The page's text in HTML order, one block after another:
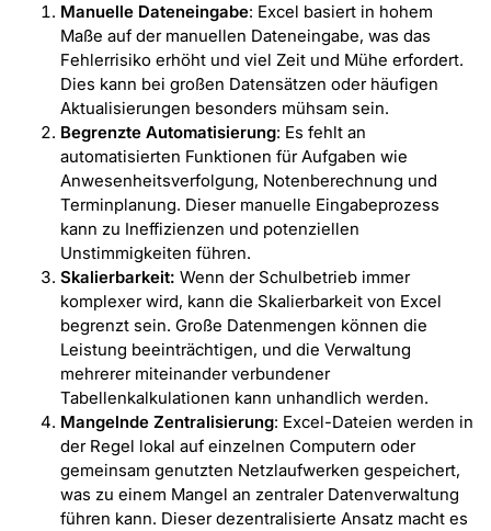
Manuelle Dateneingabe: Excel basiert in hohem
Maße auf der manuellen Dateneingabe, was das
Fehlerrisiko erhöht und viel Zeit und Mühe erfordert.
Dies kann bei großen Datensätzen oder häufigen
Aktualisierungen besonders mühsam sein.
Begrenzte Automatisierung: Es fehlt an
automatisierten Funktionen für Aufgaben wie
Anwesenheitsverfolgung, Notenberechnung und
Terminplanung. Dieser manuelle Eingabeprozess
kann zu Ineffizienzen und potenziellen
Unstimmigkeiten führen.
Skalierbarkeit: Wenn der Schulbetrieb immer
komplexer wird, kann die Skalierbarkeit von Excel
begrenzt sein. Große Datenmengen können die
Leistung beeinträchtigen, und die Verwaltung
mehrerer miteinander verbundener
Tabellenkalkulationen kann unhandlich werden.
Mangelnde Zentralisierung: Excel-Dateien werden in
der Regel lokal auf einzelnen Computern oder
gemeinsam genutzten Netzlaufwerken gespeichert,
was zu einem Mangel an zentraler Datenverwaltung
führen kann. Dieser dezentralisierte Ansatz macht es